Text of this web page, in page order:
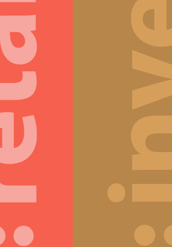
de donner une nouvelle identité à
ou de déployer votre image
sur de nouveaux points de vente ?
ensemble un concept fort qui saura
pour que chaque visite soit
réussie.
#imagedemarque
plus
Plus que
Forts de
marché,
bons